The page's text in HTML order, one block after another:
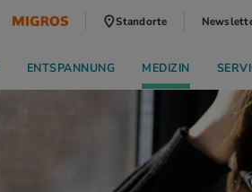
Standorte
ENTSPANNUNG MEDIZIN